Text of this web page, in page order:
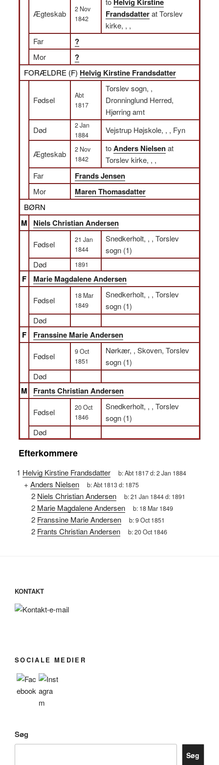
Ægteskab
2 Nov
1842
Frandsdatterat Torslev
kirke, , ,
Far
?
Mor ?
FORÆLDRE (F) Helvig Kirstine Frandsdatter
Fødsel
Abt
1817
Torslev sogn, ,
Dronninglund Herred,
Hjørring amt
Død
2 Jan
1884
Vejstrup Højskole, , , Fyn
Ægteskab
2 Nov
1842
toAnders Nielsenat
Torslev kirke, , ,
Far
Frands Jensen
Mor Maren Thomasdatter
BØRN
M Niels Christian Andersen
Fødsel
21 Jan
1844
Snedkerholt, , , Torslev
sogn (1)
Død
1891
F Marie Magdalene Andersen
Fødsel
18 Mar
1849
Snedkerholt, , , Torslev
sogn (1)
Død
F Franssine Marie Andersen
Fødsel
9 Oct
1851
Nørkær, , Skoven, Torslev
sogn (1)
Død
M Frants Christian Andersen
Fødsel
20 Oct
1846
Snedkerholt, , , Torslev
sogn (1)
Død
Efterkommere
1 Helvig Kirstine Frandsdatter b:Abt 1817d:2 Jan 1884
+ Anders Nielsen b:Abt 1813d: 1875
2 Niels Christian Andersen b:21 Jan 1844d: 1891
2 Marie Magdalene Andersen b: 18 Mar 1849
2 Franssine Marie Andersen b:9 Oct 1851
2 Frants Christian Andersen b:20 Oct 1846
KONTAKT
SOCIALE MEDIER
Søg
Søg